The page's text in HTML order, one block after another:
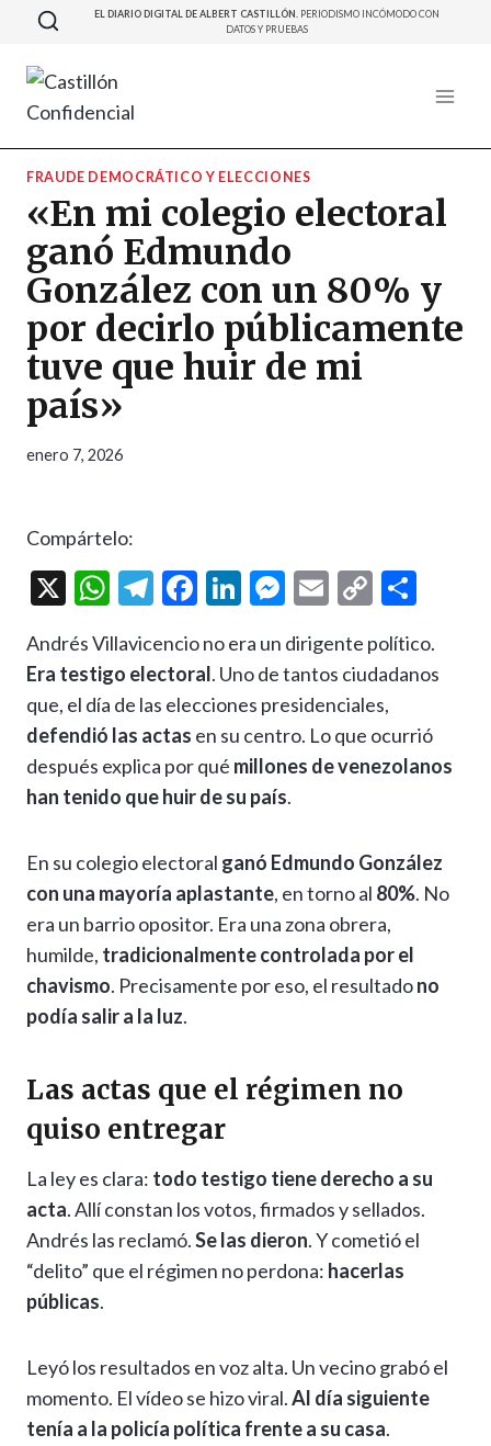
Saltar
contenido
EL DIARIO DIGITAL DE ALBERT CASTILLÓN. PERIODISMO INCÓMODO CON
DATOS Y PRUEBAS
FRAUDE DEMOCRÁTICO Y ELECCIONES
«En mi colegio electoral
ganó Edmundo
González con un 80% y
por decirlo públicamente
tuve que huir de mi
país»
enero 7, 2026
Compártelo:
X
W
at
s
A
p
p
T
e
gr
a
m
F
e
b
o
o
k
Li
ke
dI
n
M
se
n
g
er
E
ai
l
C
p
y
Li
n
m
p
ar
ti
Andrés Villavicencio no era un dirigente político.
Era testigo electoral. Uno de tantos ciudadanos
que, el día de las elecciones presidenciales,
defendió las actas en su centro. Lo que ocurrió
después explica por qué millones de venezolanos
han tenido que huir de su país.
En su colegio electoral ganó Edmundo González
con una mayoría aplastante, en torno al 80%. No
era un barrio opositor. Era una zona obrera,
humilde, tradicionalmente controlada por el
chavismo. Precisamente por eso, el resultadono
podía salir a la luz.
Las actas que el régimen no
quiso entregar
La ley es clara: todo testigo tiene derecho a su
acta. Allí constan los votos, firmados y sellados.
Andrés las reclamó.Se las dieron. Y cometió el
“delito” que el régimen no perdona: hacerlas
públicas.
Leyó los resultados en voz alta. Un vecino grabó el
momento. El vídeo se hizo viral.Al día siguiente
tenía a la policía política frente a su casa.